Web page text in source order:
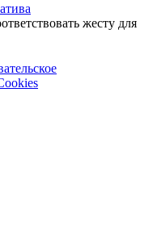
жесту для